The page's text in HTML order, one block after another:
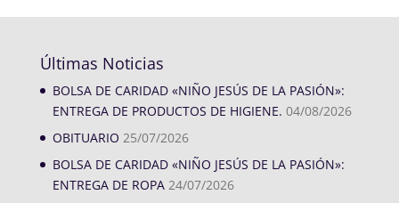
Últimas Noticias
BOLSA DE CARIDAD «NIÑO JESÚS DE LA PASIÓN»:
ENTREGA DE PRODUCTOS DE HIGIENE. 04/08/2026
OBITUARIO 25/07/2026
BOLSA DE CARIDAD «NIÑO JESÚS DE LA PASIÓN»:
ENTREGA DE ROPA 24/07/2026